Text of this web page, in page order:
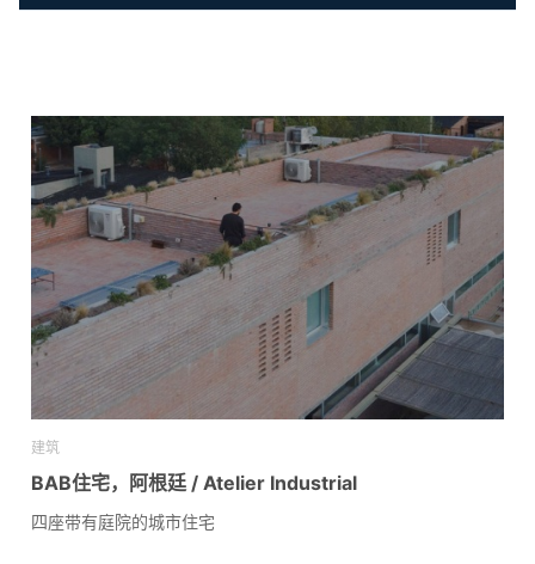
建筑
BAB住宅，阿根廷 / Atelier Industrial
四座带有庭院的城市住宅